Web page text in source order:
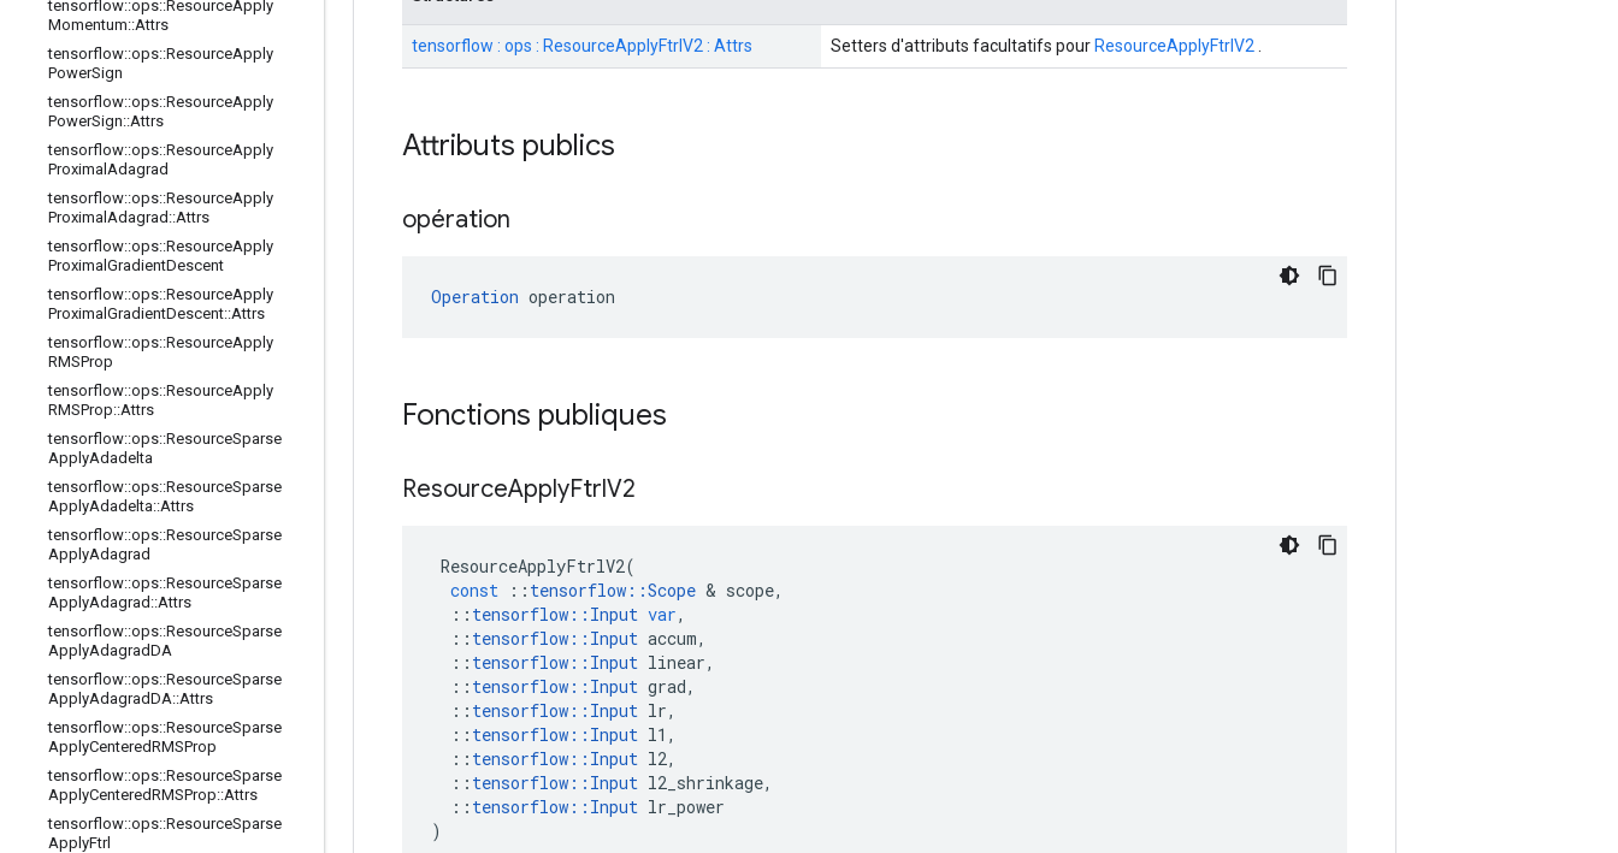
tensorflow::ops::ResourceApply
Momentum::Attrs
tensorflow::ops::ResourceApply
PowerSign
tensorflow::ops::ResourceApply
PowerSign::Attrs
tensorflow::ops::ResourceApply
Proximal Adagrad
tensorflow::ops::ResourceApply
Proximal Adagrad ::Attrs
tensorflow::ops::ResourceApply
Proximal GradientDescent
tensorflow::ops::ResourceApply
Proximal GradientDescent::Attrs
tensorflow::ops::ResourceApply
RMSProp
tensorflow::ops::ResourceApply
RMSProp::Attrs
tensorflow::ops::ResourceSparse
ApplyAdadelta
tensorflow::ops::ResourceSparse
ApplyAdadelta::Attrs
tensorflow::ops::ResourceSparse
ApplyAdagrad
tensorflow::ops::ResourceSparse
ApplyAdagrad ::Attrs
tensorflow::ops::ResourceSparse
ApplyAdagradDA
tensorflow::ops::ResourceSparse
ApplyAdagradDA::Attrs
tensorflow::ops::ResourceSparse
ApplyCenteredRMSProp
tensorflow::ops::ResourceSparse
ApplyCenteredRMSProp::Attrs
tensorflow::ops::ResourceSparse
ApplyFtrl
tensorflow : ops : ResourceApplyFtrlV2 : Attrs Setters d'attributs facultatifs pour ResourceApplyFtrlV2
Attributs publics
opération
Operation operation
Fonctions publiques
ResourceApplyFtrlV2
ResourceApplyFtrlV2(
const
:: tensorflow ::Scope & scope,
:: tensorflow :: Input var,
:: tensorflow :: Input accum,
:: tensorflow :: Input linear,
:: tensorflow :: Input grad,
:: tensorflow :: Input lr,
:: tensorflow :: Input l1 ,
:: tensorflow :: Input l2,
:: tensorflow :: Input l2_shrinkage,
:: tensorflow :: Input lr_power
)